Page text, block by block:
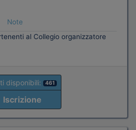
Note
al Collegio organizzatore
disponibili: 461
Iscrizione